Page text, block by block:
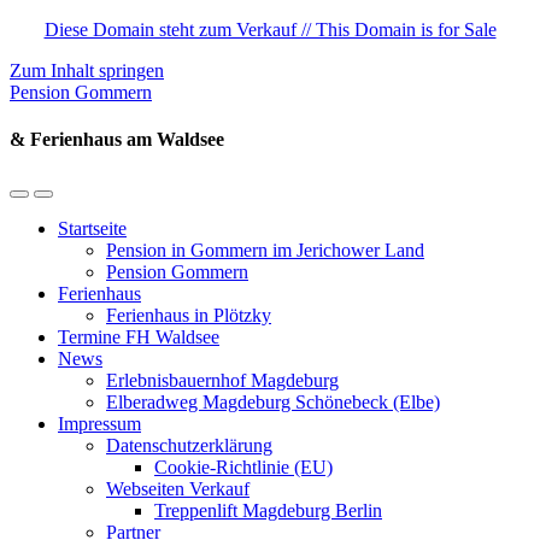
Diese Domain steht zum Verkauf // This Domain is for Sale
Zum Inhalt springen
Pension Gommern
& Ferienhaus am Waldsee
Mobil-
umschalten
Suchfeld
umschalten
Startseite
Pension in Gommern im Jerichower Land
Pension Gommern
Ferienhaus
Ferienhaus in Plötzky
Termine FH Waldsee
News
Erlebnisbauernhof Magdeburg
Elberadweg Magdeburg Schönebeck (Elbe)
Impressum
Datenschutzerklärung
Cookie-Richtlinie (EU)
Webseiten Verkauf
Treppenlift Magdeburg Berlin
Partner